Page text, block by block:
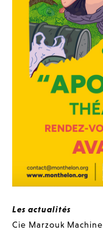
Les actualités
Cie Marzouk Machine